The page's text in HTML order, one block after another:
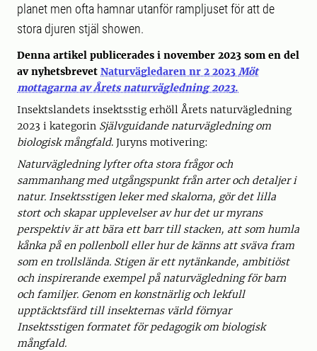
planet men ofta hamnar utanför rampljuset för att de
stora djuren stjäl showen.
Denna artikel publicerades i november 2023 som en del
av nyhetsbrevet Naturvägledaren nr 2 2023 Möt
mottagarna av Årets naturvägledning 2023.
Insektslandets insektsstig erhöll Årets naturvägledning
2023 i kategorin Självguidande naturvägledning om
biologisk mångfald. Juryns motivering:
Naturvägledning lyfter ofta stora frågor och
sammanhang med utgångspunkt från arter och detaljer i
natur. Insektsstigen leker med skalorna, gör det lilla
stort och skapar upplevelser av hur det ur myrans
perspektiv är att bära ett barr till stacken, att som humla
kånka på en pollenboll eller hur de känns att sväva fram
som en trollslända. Stigen är ett nytänkande, ambitiöst
och inspirerande exempel på naturvägledning för barn
och familjer. Genom en konstnärlig och lekfull
upptäcktsfärd till insekternas värld förnyar
Insektsstigen formatet för pedagogik om biologisk
mångfald.